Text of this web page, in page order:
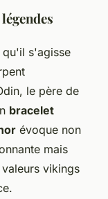
qu'il s'agisse
le père de
bracelet
évoque non
mais
vikings